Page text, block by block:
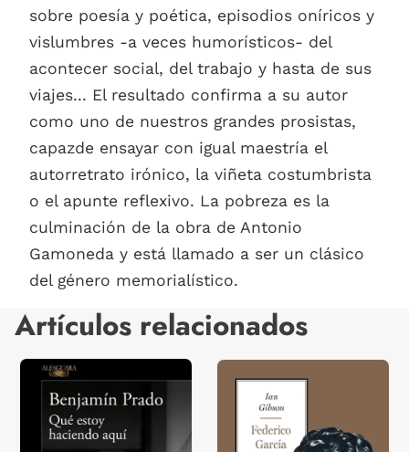
sobre poesía y poética, episodios oníricos y
vislumbres -a veces humorísticos- del
acontecer social, del trabajo y hasta de sus
viajes... El resultado confirma a su autor
como uno de nuestros grandes prosistas,
capazde ensayar con igual maestría el
autorretrato irónico, la viñeta costumbrista
o el apunte reflexivo. La pobreza es la
culminación de la obra de Antonio
Gamoneda y está llamado a ser un clásico
del género memorialístico.
Artículos relacionados